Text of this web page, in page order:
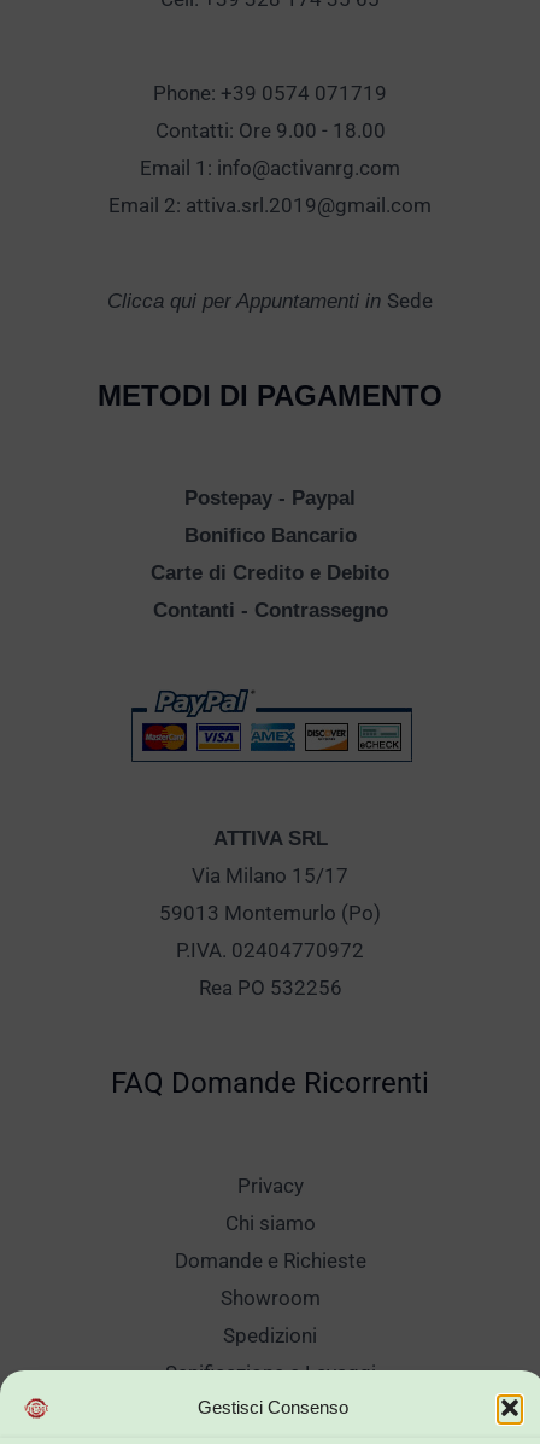
Gestisci Consenso
Phone: +39 0574 071719
Contatti: Ore 9.00 - 18.00
Email 1: info@activanrg.com
Email 2: attiva.srl.2019@gmail.com
Clicca qui per Appuntamenti in Sede
METODI DI PAGAMENTO
Postepay - Paypal
Bonifico Bancario
Carte di Credito e Debito
Contanti - Contrassegno
ATTIVA SRL
Via Milano 15/17
59013 Montemurlo (Po)
P.IVA. 02404770972
Rea PO 532256
FAQ Domande Ricorrenti
Privacy
Chi siamo
Domande e Richieste
Showroom
Spedizioni
Sanificazione e Lavaggi
Reso Cambio Merce